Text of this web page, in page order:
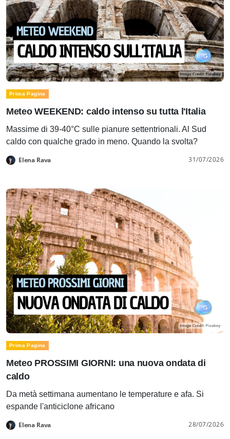
Prima Pagina
Meteo WEEKEND: caldo intenso su tutta l'Italia
Massime di 39-40°C sulle pianure settentrionali. Al Sud
caldo con qualche grado in meno. Quando la svolta?
Elena Rava 31/07/2026
Prima Pagina
Meteo PROSSIMI GIORNI: una nuova ondata di
caldo
Da metà settimana aumentano le temperature e afa. Si
espande l'anticiclone africano
Elena Rava 28/07/2026